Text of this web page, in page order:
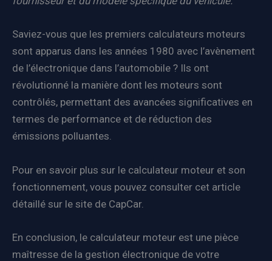
Saviez-vous que les premiers calculateurs moteurs
sont apparus dans les années 1980 avec l’avènement
de l’électronique dans l’automobile ? Ils ont
révolutionné la manière dont les moteurs sont
contrôlés, permettant des avancées significatives en
termes de performance et de réduction des
émissions polluantes.
Pour en savoir plus sur le calculateur moteur et son
fonctionnement, vous pouvez consulter cet article
détaillé sur le site de CapCar.
En conclusion, le calculateur moteur est une pièce
maîtresse de la gestion électronique de votre